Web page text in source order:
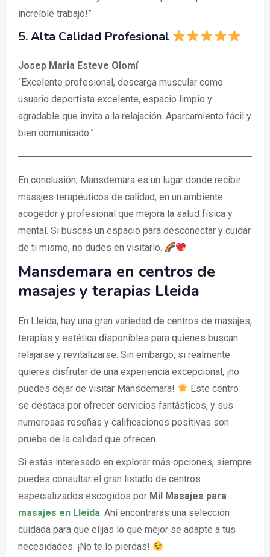
increíble trabajo!”
5. Alta Calidad Profesional
Josep Maria Esteve Olomí
“Excelente profesional, descarga muscular como
usuario deportista excelente, espacio limpio y
agradable que invita a la relajación. Aparcamiento fácil y
bien comunicado.”
En conclusión, Mansdemara es un lugar donde recibir
masajes terapéuticos de calidad, en un ambiente
acogedor y profesional que mejora la salud física y
mental. Si buscas un espacio para desconectar y cuidar
de ti mismo, no dudes en visitarlo.
Mansdemara en centros de
masajes y terapias Lleida
En Lleida, hay una gran variedad de centros de masajes,
terapias y estética disponibles para quienes buscan
relajarse y revitalizarse. Sin embargo, si realmente
quieres disfrutar de una experiencia excepcional, ¡no
puedes dejar de visitar Mansdemara!
Este centro
se destaca por ofrecer servicios fantásticos, y sus
numerosas reseñas y calificaciones positivas son
prueba de la calidad que ofrecen.
Si estás interesado en explorar más opciones, siempre
puedes consultar el gran listado de centros
especializados escogidos por Mil Masajes para
masajes en Lleida. Ahí encontrarás una selección
cuidada para que elijas lo que mejor se adapte a tus
necesidades. ¡No te lo pierdas!